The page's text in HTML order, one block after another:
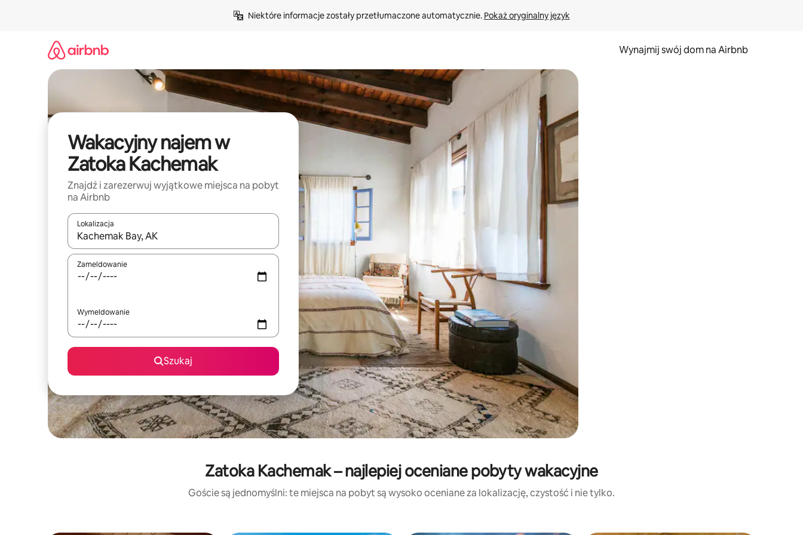
Niektóre informacje zostały przetłumaczone automatycznie. Pokaż oryginalny język
Wynajmij swój dom na Airbnb
Wakacyjny najem w
Zatoka Kachemak
Znajdź i zarezerwuj wyjątkowe miejsca na pobyt
na Airbnb
Lokalizacja
Gdy wyniki będą dostępne, możesz poruszać się po nich za pomocą klawiszy strzałek w górę i w dół lub przeglądać je za pomocą gestów dotykowych lub przesuwania.
Zameldowanie
Wymeldowanie
Szukaj
Zatoka Kachemak – najlepiej oceniane pobyty wakacyjne
Goście są jednomyślni: te miejsca na pobyt są wysoko oceniane za lokalizację, czystość i nie tylko.